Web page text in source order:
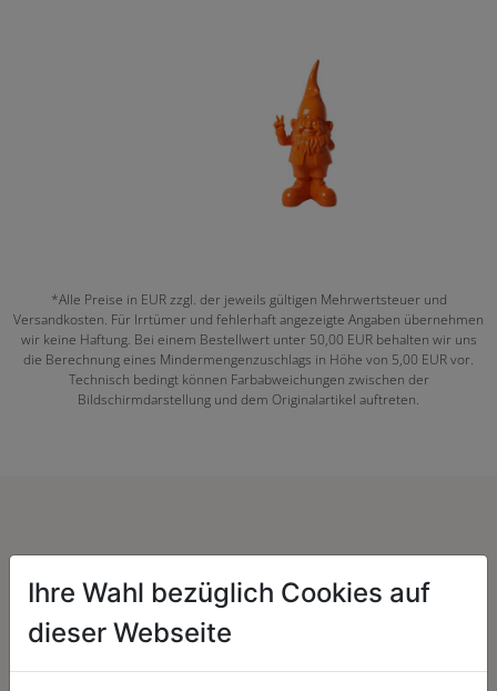
*Alle Preise in EUR zzgl. der jeweils gültigen Mehrwertsteuer und
Versandkosten. Für Irrtümer und fehlerhaft angezeigte Angaben übernehmen
wir keine Haftung. Bei einem Bestellwert unter 50,00 EUR behalten wir uns
die Berechnung eines Mindermengenzuschlags in Höhe von 5,00 EUR vor.
Technisch bedingt können Farbabweichungen zwischen der
Bildschirmdarstellung und dem Originalartikel auftreten.
Herzenssache:
Ihre Wahl bezüglich Cookies auf
dieser Webseite